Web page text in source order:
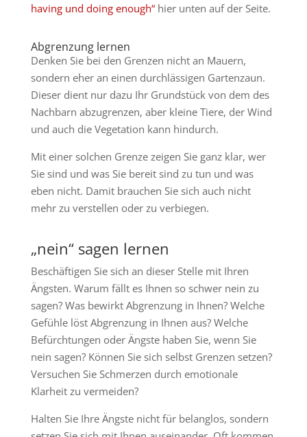
having und doing enough“hier unten auf der Seite.
Abgrenzung lernen
Denken Sie bei den Grenzen nicht an Mauern,
sondern eher an einen durchlässigen Gartenzaun.
Dieser dient nur dazu Ihr Grundstück von dem des
Nachbarn abzugrenzen, aber kleine Tiere, der Wind
und auch die Vegetation kann hindurch.
Mit einer solchen Grenze zeigen Sie ganz klar, wer
Sie sind und was Sie bereit sind zu tun und was
eben nicht. Damit brauchen Sie sich auch nicht
mehr zu verstellen oder zu verbiegen.
„nein“ sagen lernen
Beschäftigen Sie sich an dieser Stelle mit Ihren
Ängsten. Warum fällt es Ihnen so schwer nein zu
sagen? Was bewirkt Abgrenzung in Ihnen? Welche
Gefühle löst Abgrenzung in Ihnen aus? Welche
Befürchtungen oder Ängste haben Sie, wenn Sie
nein sagen? Können Sie sich selbst Grenzen setzen?
Versuchen Sie Schmerzen durch emotionale
Klarheit zu vermeiden?
Halten Sie Ihre Ängste nicht für belanglos, sondern